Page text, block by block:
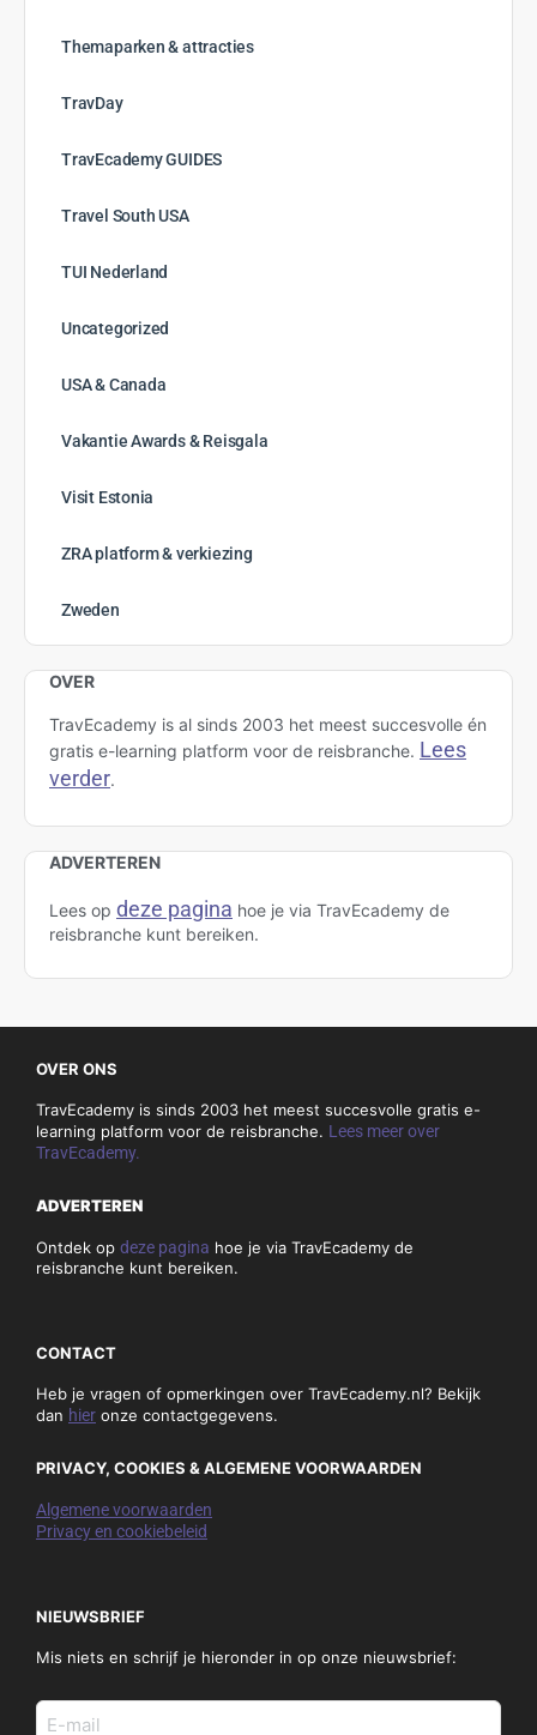
Themaparken & attracties
TravDay
TravEcademy GUIDES
Travel South USA
TUI Nederland
Uncategorized
USA & Canada
Vakantie Awards & Reisgala
Visit Estonia
ZRA platform & verkiezing
Zweden
OVER
TravEcademy is al sinds 2003 het meest succesvolle én
gratis e-learning platform voor de reisbranche. Lees
verder.
ADVERTEREN
Lees op deze pagina hoe je via TravEcademy de
reisbranche kunt bereiken.
OVER ONS
TravEcademy is sinds 2003 het meest succesvolle gratis e-
learning platform voor de reisbranche. Lees meer over
TravEcademy.
ADVERTEREN
Ontdek op deze pagina hoe je via TravEcademy de
reisbranche kunt bereiken.
CONTACT
Heb je vragen of opmerkingen over TravEcademy.nl? Bekijk
dan hier onze contactgegevens.
PRIVACY, COOKIES & ALGEMENE VOORWAARDEN
Algemene voorwaarden
Privacy en cookiebeleid
NIEUWSBRIEF
Mis niets en schrijf je hieronder in op onze nieuwsbrief:
E-